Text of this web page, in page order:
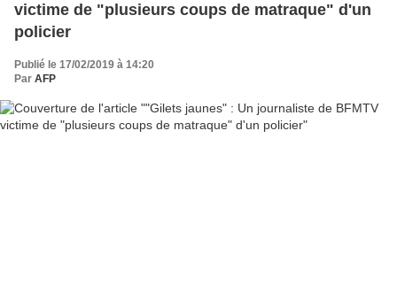
victime de "plusieurs coups de matraque" d'un
policier
Publié le 17/02/2019 à 14:20
Par AFP